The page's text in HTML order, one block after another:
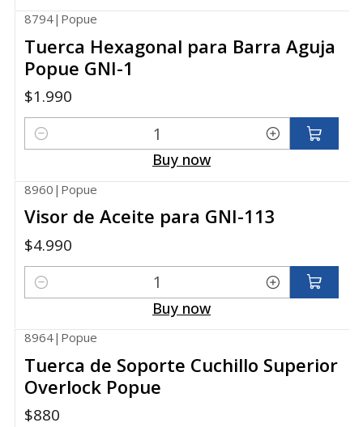
8794| Popue
Tuerca Hexagonal para Barra Aguja
Popue GNI-1
$1.990
Quantity
Buy now
8960 | Popue
Visor de Aceite para GNI-113
$4.990
Quantity
Buy now
8964| Popue
Tuerca de Soporte Cuchillo Superior
Overlock Popue
$880